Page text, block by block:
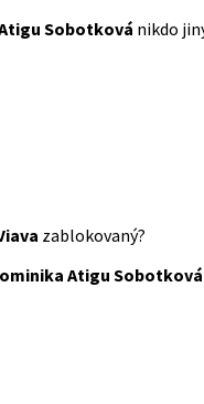
Sobotková nikdo
zablokovaný?
Atigu Sobotková